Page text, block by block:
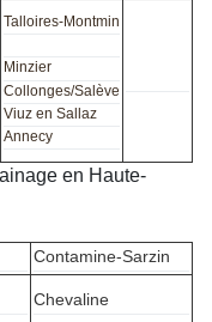
Talloires-Montmin
Minzier
Collonges/Salève
Viuz en Sallaz
Annecy
en Haute-
Contamine-Sarzin
Chevaline